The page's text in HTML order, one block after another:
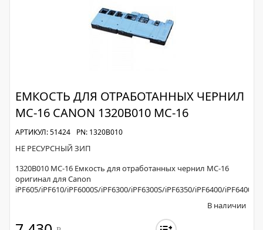
ЕМКОСТЬ ДЛЯ ОТРАБОТАННЫХ ЧЕРНИЛ
MC-16 CANON 1320B010 MC-16
АРТИКУЛ: 51424 PN: 1320B010
НЕ РЕСУРСНЫЙ ЗИП
1320B010 MC-16 Емкость для отработанных чернил MC-16
оригинал для Canon
iPF605/iPF610/iPF6000S/iPF6300/iPF6300S/iPF6350/iPF6400/iPF6400S/
В наличии